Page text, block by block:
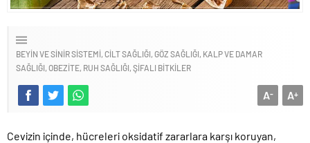
BEYIN VE SINIR SISTEMI CILT SAĞLIĞI GÖZ SAĞLIĞI KALP VE DAMAR
SAĞLIĞI OBEZITE RUH SAĞLIĞI ŞIFALI BITKILER
A+
A-
Cevizin içinde, hücreleri oksidatif zararlara karşı koruyan,